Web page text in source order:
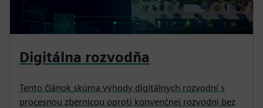
Digitálna rozvodňa
Tento článok skúma výhody digitálnych rozvodní s
procesnou zbernicou oproti konvenčnej rozvodni bez